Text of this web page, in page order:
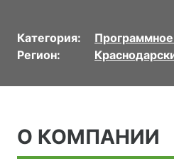
Категория:
Регион:
О КОМПАНИИ